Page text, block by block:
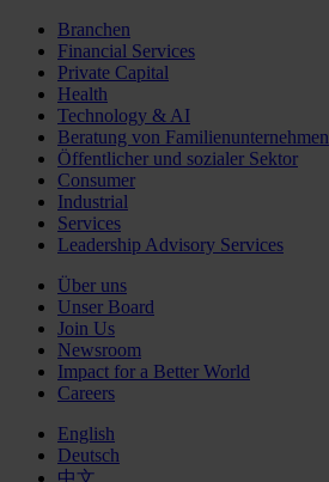
Branchen
Financial Services
Private Capital
Health
Technology & AI
Beratung von Familienunternehmen
Öffentlicher und sozialer Sektor
Consumer
Industrial
Services
Leadership Advisory Services
Über uns
Unser Board
Join Us
Newsroom
Impact for a Better World
Careers
English
Deutsch
中文